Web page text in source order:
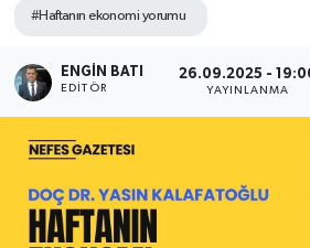
#Haftanın ekonomi yorumu
ENGIN BATI
EDITÖR
26.09.2025 -
YAYINLANMA